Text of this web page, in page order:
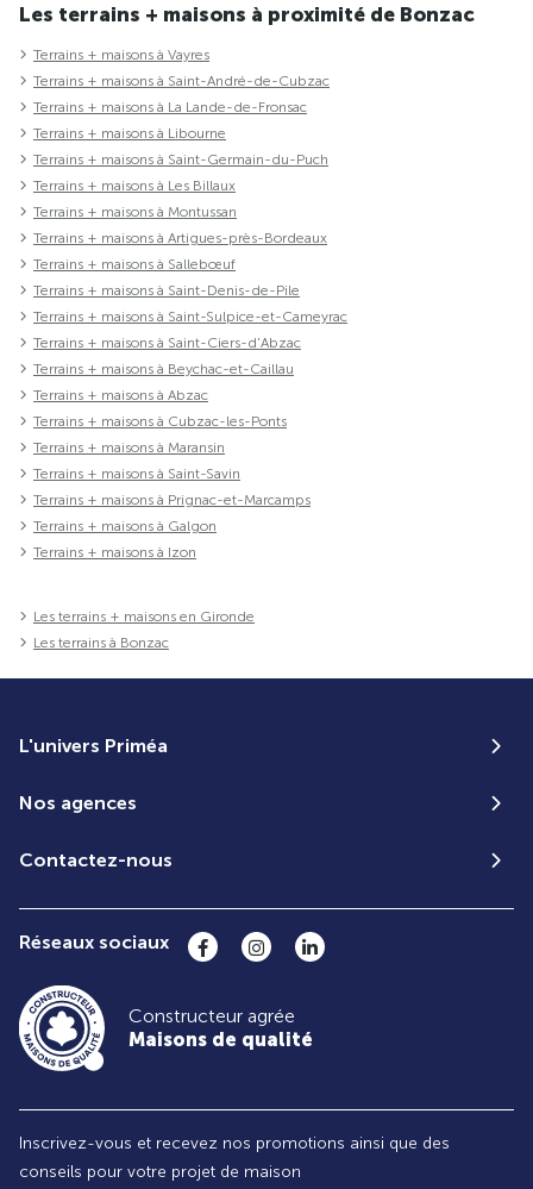
Les terrains + maisons à proximité de Bonzac
Terrains + maisons à Vayres
Terrains + maisons à Saint-André-de-Cubzac
Terrains + maisons à La Lande-de-Fronsac
Terrains + maisons à Libourne
Terrains + maisons à Saint-Germain-du-Puch
Terrains + maisons à Les Billaux
Terrains + maisons à Montussan
Terrains + maisons à Artigues-près-Bordeaux
Terrains + maisons à Sallebœuf
Terrains + maisons à Saint-Denis-de-Pile
Terrains + maisons à Saint-Sulpice-et-Cameyrac
Terrains + maisons à Saint-Ciers-d'Abzac
Terrains + maisons à Beychac-et-Caillau
Terrains + maisons à Abzac
Terrains + maisons à Cubzac-les-Ponts
Terrains + maisons à Maransin
Terrains + maisons à Saint-Savin
Terrains + maisons à Prignac-et-Marcamps
Terrains + maisons à Galgon
Terrains + maisons à Izon
Les terrains + maisons en Gironde
Les terrains à Bonzac
L'univers Priméa
Nos agences
Contactez-nous
Réseaux sociaux
Constructeur agrée
Maisons de qualité
Inscrivez-vous et recevez nos promotions ainsi que des
conseils pour votre projet de maison